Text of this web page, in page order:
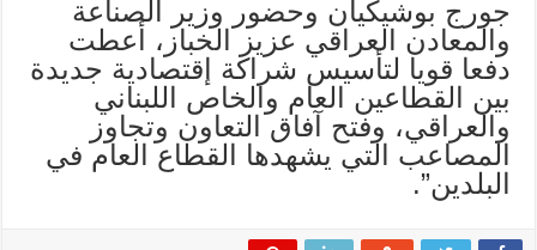
جورج بوشيكيان وحضور وزير الصناعة
والمعادن العراقي عزيز الخباز، أعطت
دفعا قويا لتأسيس شراكة إقتصادية جديدة
بين القطاعين العام والخاص اللبناني
والعراقي، وفتح آفاق التعاون وتجاوز
المصاعب التي يشهدها القطاع العام في
البلدين”.